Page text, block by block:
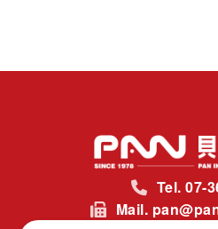
Tel. 07-
Mail.